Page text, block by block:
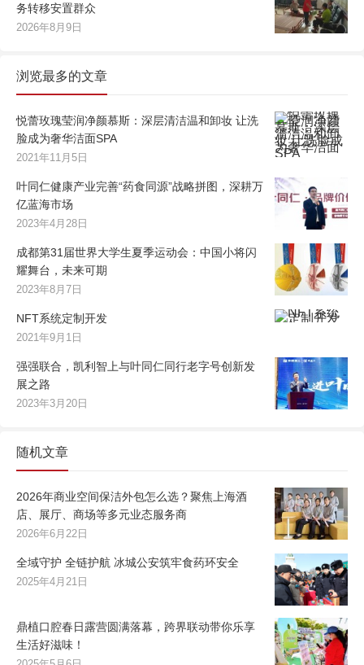
务转移安置群众
2026年8月9日
浏览最多的文章
悦蕾玫瑰莹润净颜慕斯：深层清洁温和卸妆 让洗
脸成为奢华洁面SPA
2021年11月5日
叶同仁健康产业完善“药食同源”战略拼图，深耕万
亿蓝海市场
2023年4月28日
成都第31届世界大学生夏季运动会：中国小将闪
耀舞台，未来可期
2023年8月7日
NFT系统定制开发
2021年9月1日
强强联合，凯利智上与叶同仁同行老字号创新发
展之路
2023年3月20日
随机文章
2026年商业空间保洁外包怎么选？聚焦上海酒
店、展厅、商场等多元业态服务商
2026年6月22日
全域守护 全链护航 冰城公安筑牢食药环安全
2025年4月21日
鼎植口腔春日露营圆满落幕，跨界联动带你乐享
生活好滋味！